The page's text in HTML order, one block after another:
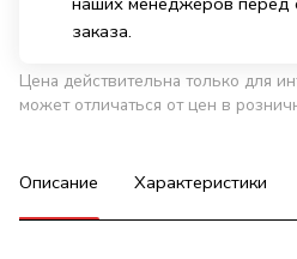
заказа.
Цена действительна только для
может отличаться от цен в
Описание Характеристики